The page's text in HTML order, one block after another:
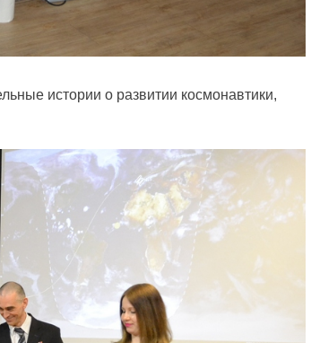
истории о развитии космонавтики,